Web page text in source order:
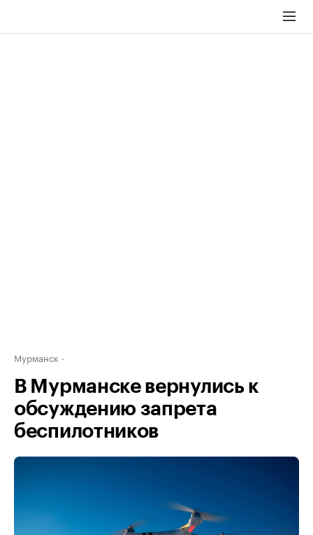
Мурманск
В Мурманске вернулись к
обсуждению запрета
беспилотников